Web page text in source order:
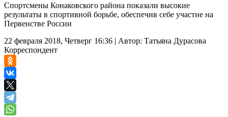
Спортсмены Конаковского района показали высокие
результаты в спортивной борьбе, обеспечив себе участие на
Первенстве России
22 февраля 2018, Четверг 16:36 | Автор: Татьяна Дурасова
Корреспондент